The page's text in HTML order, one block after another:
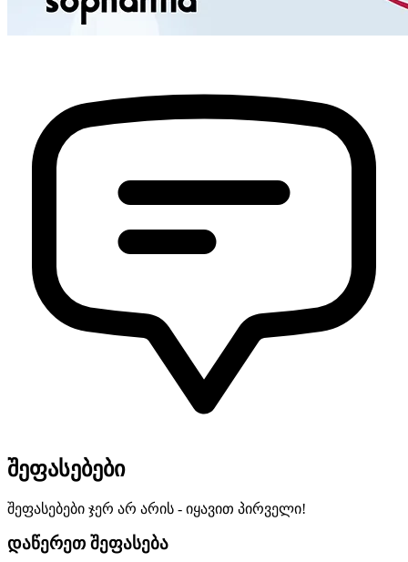
შეფასებები
შეფასებები ჯერ არ არის - იყავით პირველი!
დაწერეთ შეფასება